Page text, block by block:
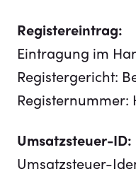
Registereintrag:
Eintragung im
Registergericht:
Registernummer:
Umsatzsteuer-ID:
Umsatzsteuer-